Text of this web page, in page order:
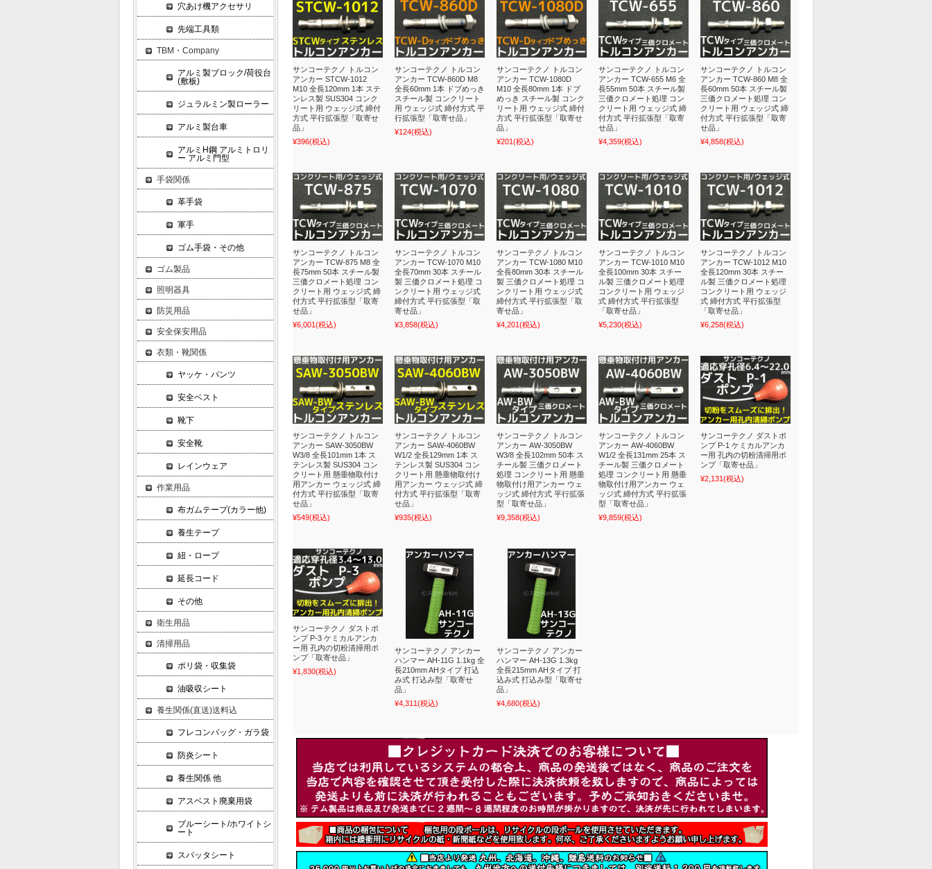
サンコーテクノ トルコン
アンカー STCW-1012
M10 全長120mm 1本 ステ
ンレス製 SUS304 コンク
リート用 ウェッジ式 締付
方式 平行拡張型「取寄せ
品」
¥396(税込)
サンコーテクノ トルコン
アンカー TCW-860D M8
全長60mm 1本 ドブめっき
スチール製 コンクリート
用 ウェッジ式 締付方式 平
行拡張型「取寄せ品」
¥124(税込)
サンコーテクノ トルコン
アンカー TCW-1080D
M10 全長80mm 1本 ドブ
めっき スチール製 コンク
リート用 ウェッジ式 締付
方式 平行拡張型「取寄せ
品」
¥201 (税込)
サンコーテクノ トルコン
アンカー TCW-655 M6 全
長55mm 50本 スチール製
三価クロメート処理 コン
クリート用 ウェッジ式 締
付方式 平行拡張型「取寄
せ品」
¥4,359(税込)
サンコーテクノ トルコン
アンカー TCW-860 M8 全
長60mm 50本 スチール製
三価クロメート処理 コン
クリート用 ウェッジ式 締
付方式 平行拡張型「取寄
せ品」
¥4,858(税込)
サンコーテクノ トルコン
アンカー TCW-875 M8 全
長75mm 50本 スチール製
三価クロメート処理 コン
クリート用 ウェッジ式 締
付方式 平行拡張型「取寄
せ品」
¥6,001 (税込)
サンコーテクノ トルコン
アンカー TCW-1070 M10
全長70mm 30本 スチール
製 三価クロメート処理 コ
ンクリート用 ウェッジ式
締付方式 平行拡張型「取
寄せ品」
¥3,858(税込)
サンコーテクノ トルコン
アンカー TCW-1080 M10
全長80mm 30本 スチール
製 三価クロメート処理 コ
ンクリート用 ウェッジ式
締付方式 平行拡張型「取
寄せ品」
¥4,201 (税込)
サンコーテクノ トルコン
アンカー TCW-1010 M10
全長100mm 30本 スチー
ル製 三価クロメート処理
コンクリート用 ウェッジ
式 締付方式 平行拡張型
「取寄せ品」
¥5,230(税込)
サンコーテクノ トルコン
アンカー TCW-1012 M10
全長120mm 30本 スチー
ル製 三価クロメート処理
コンクリート用 ウェッジ
式 締付方式 平行拡張型
「取寄せ品」
¥6,258(税込)
サンコーテクノ トルコン
アンカー SAW-3050BW
W3/8 全長101mm 1本 ス
テンレス製 SUS304 コン
クリート用 懸垂物取付け
用アンカー ウェッジ式 締
付方式 平行拡張型「取寄
せ品」
¥549(税込)
サンコーテクノ トルコン
アンカー SAW-4060BW
W1/2 全長129mm 1本 ス
テンレス製 SUS304 コン
クリート用 懸垂物取付け
用アンカー ウェッジ式 締
付方式 平行拡張型「取寄
せ品」
¥935(税込)
サンコーテクノ トルコン
アンカー AW-3050BW
W3/8 全長102mm 50本 ス
チール製 三価クロメート
処理 コンクリート用 懸垂
物取付け用アンカー ウェ
ッジ式 締付方式 平行拡張
型「取寄せ品」
¥9,358(税込)
サンコーテクノ トルコン
アンカー AW-4060BW
W1/2 全長131mm 25本 ス
チール製 三価クロメート
処理 コンクリート用 懸垂
物取付け用アンカー ウェ
ッジ式 締付方式 平行拡張
型「取寄せ品」
¥9,859(税込)
サンコーテクノ ダストポ
ンプ P-1 ケミカルアンカ
ー用 孔内の切粉清掃用ポ
ンプ「取寄せ品」
¥2,131 (税込)
サンコーテクノ ダストポ
ンプ P-3 ケミカルアンカ
ー用 孔内の切粉清掃用ポ
ンプ「取寄せ品」
¥1,830(税込)
サンコーテクノ アンカー
ハンマー AH-11G 1.1kg 全
長210mm AHタイプ 打込
み式 打込み型「取寄せ
品」
¥4,311 (税込)
サンコーテクノ アンカー
ハンマー AH-13G 1.3kg
全長215mm AHタイプ 打
込み式 打込み型「取寄せ
品」
¥4,680(税込)
穴あけ機アクセサリ
先端工具類
TBM・Company
アルミ製ブロック/荷役台
(敷板)
ジュラルミン製ローラー
アルミ製台車
アルミH鋼 アルミトロリ
ー アルミ門型
手袋関係
革手袋
軍手
ゴム手袋・その他
ゴム製品
照明器具
防災用品
安全保安用品
衣類・靴関係
ヤッケ・パンツ
安全ベスト
靴下
安全靴
レインウェア
作業用品
布ガムテープ(カラー他)
養生テープ
紐・ロープ
延長コード
その他
衛生用品
清掃用品
ポリ袋・収集袋
油吸収シート
養生関係(直送)送料込
フレコンバッグ・ガラ袋
防炎シート
養生関係 他
アスベスト廃棄用袋
ブルーシート/ホワイトシ
ート
スパッタシート